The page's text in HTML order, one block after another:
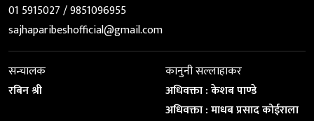
01 5915027 / 9851096955
sajhaparibeshofficial@gmail.com
सन्चालक
रबिन श्री
कानुनी सल्लाहाकर
अधिवक्ता : केशब पाण्डे
अधिवक्ता : माधब प्रसाद कोईराला